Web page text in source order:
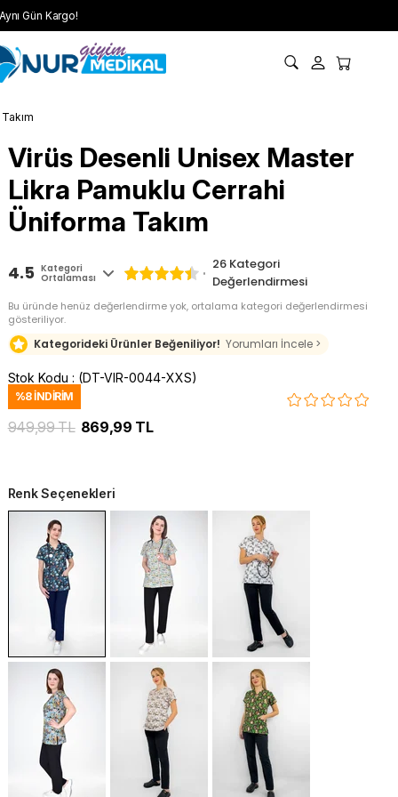
Gün Kargo!
Virüs Desenli Unisex Master
Likra Pamuklu Cerrahi
Üniforma Takım
4.5 Kategori
Ortalaması
26 Kategori
Değerlendirmesi
Bu üründe henüz değerlendirme yok, ortalama kategori değerlendirmesi
gösteriliyor.
Kategorideki Ürünler Beğeniliyor! Yorumları İncele >
Stok Kodu (DT-VIR-0044-XXS)
%8İNDIRIM
949,99 TL 869,99 TL
Renk Seçenekleri